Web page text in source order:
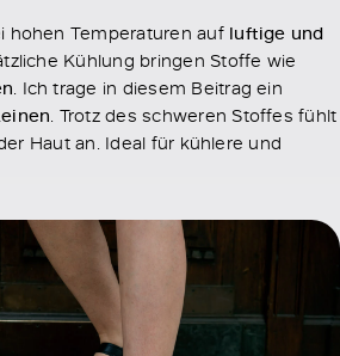
hohen Temperaturen auf luftige und
Kühlung bringen Stoffe wie
. Ich trage in diesem Beitrag ein
. Trotz des schweren Stoffes fühlt
Haut an. Ideal für kühlere und